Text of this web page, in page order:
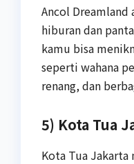
Ancol Dreamland
hiburan dan
kamu bisa
seperti wahana
renang, dan
5) Kota Tua
Kota Tua Jakarta